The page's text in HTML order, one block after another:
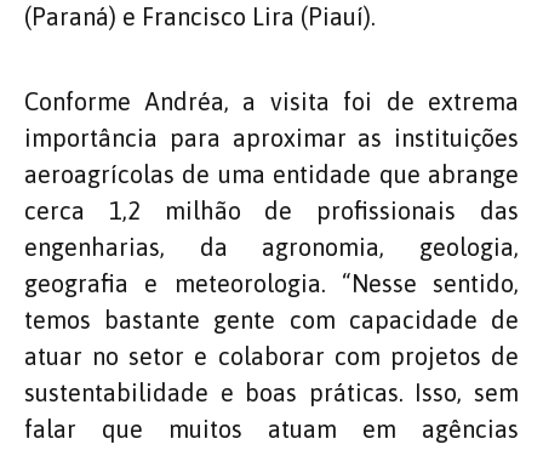
(Paraná) e Francisco Lira (Piauí).
Conforme Andréa, a visita foi de extrema
importância para aproximar as instituições
aeroagrícolas de uma entidade que abrange
cerca 1,2 milhão de profissionais das
engenharias, da agronomia, geologia,
geografia e meteorologia. “Nesse sentido,
temos bastante gente com capacidade de
atuar no setor e colaborar com projetos de
sustentabilidade e boas práticas. Isso, sem
falar que muitos atuam em agências